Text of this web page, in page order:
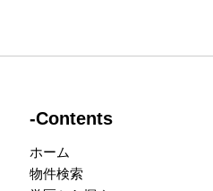
-Contents
ホーム
物件検索